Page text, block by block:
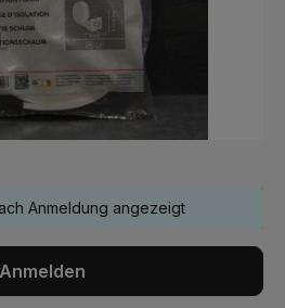
Anmeldung angezeigt
Anmelden